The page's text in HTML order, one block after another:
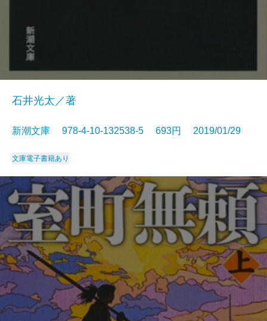
石井光太／著
新潮文庫 978-4-10-132538-5 693円 2019/01/29
文庫電子書籍あり